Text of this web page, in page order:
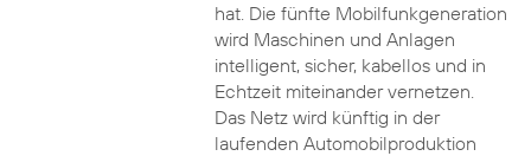
hat. Die fünfte Mobilfunkgeneration
wird Maschinen und Anlagen
intelligent, sicher, kabellos und in
Echtzeit miteinander vernetzen.
Das Netz wird künftig in der
laufenden Automobilproduktion